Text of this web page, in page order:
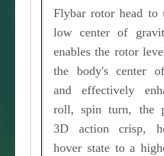
Flybar rotor head to
low center of
enables the rotor
the body's center
and effectively
roll, spin turn, the
3D action crisp,
hover state to a